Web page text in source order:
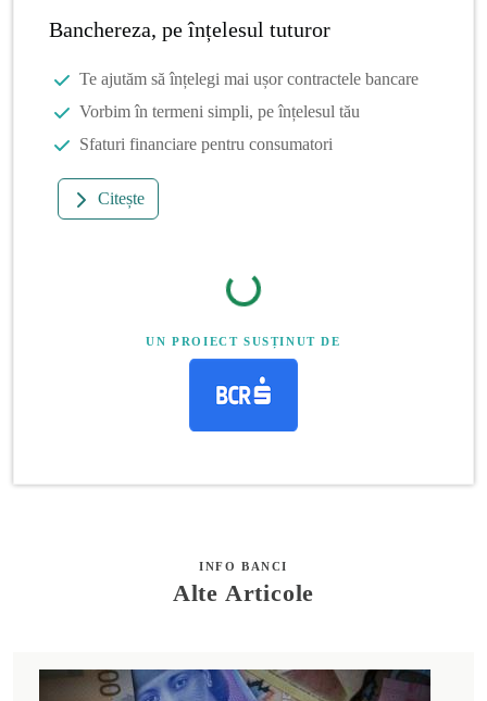
Banchereza, pe înțelesul tuturor
Te ajutăm să înțelegi mai ușor contractele bancare
Vorbim în termeni simpli, pe înțelesul tău
Sfaturi financiare pentru consumatori
Citește
UN PROIECT SUSȚINUT DE
INFO BANCI
Alte Articole